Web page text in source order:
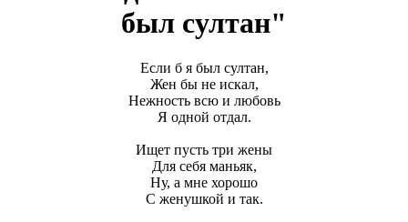
был султан"
Если б я был султан,
Жен бы не искал,
Нежность всю и любовь
Я одной отдал.
Ищет пусть три жены
Для себя маньяк,
Ну, а мне хорошо
С женушкой и так.